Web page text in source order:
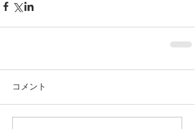
コメント